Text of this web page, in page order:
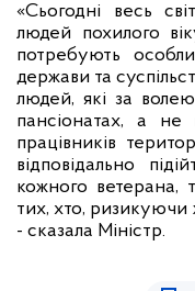
«Сьогодні весь
людей похилого
потребують
держави та
людей, які за
пансіонатах, а
працівників
відповідально
кожного ветерана,
тих, хто, ризикуючи
- сказала Міністр.